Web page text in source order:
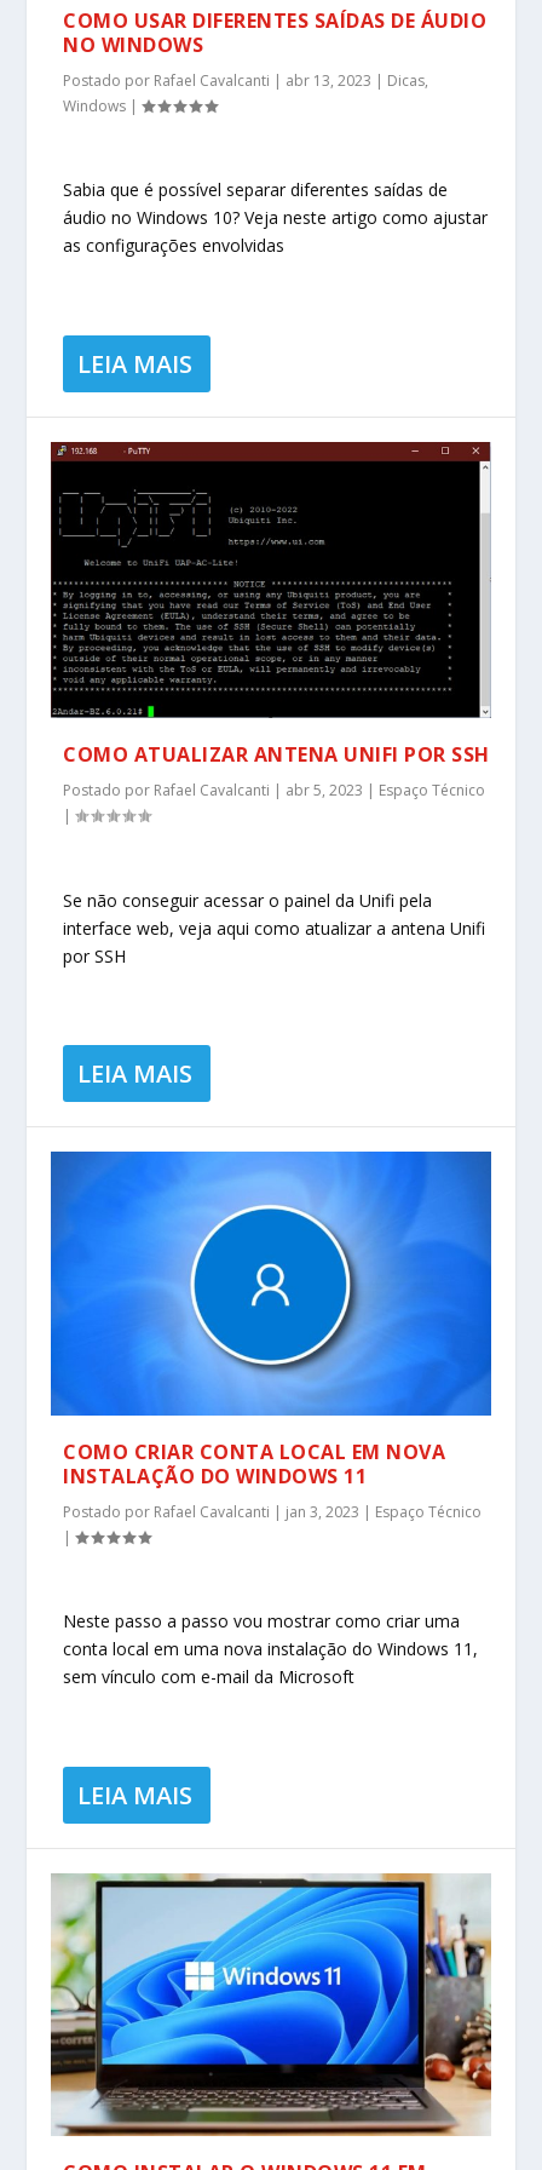
COMO USAR DIFERENTES SAÍDAS DE ÁUDIO
NO WINDOWS
Postado por Rafael Cavalcanti | abr 13, 2023 | Dicas,
Windows |
Sabia que é possível separar diferentes saídas de
áudio no Windows 10? Veja neste artigo como ajustar
as configurações envolvidas
LEIA MAIS
COMO ATUALIZAR ANTENA UNIFI POR SSH
Postado por Rafael Cavalcanti | abr 5, 2023 | Espaço Técnico
|
Se não conseguir acessar o painel da Unifi pela
interface web, veja aqui como atualizar a antena Unifi
por SSH
LEIA MAIS
COMO CRIAR CONTA LOCAL EM NOVA
INSTALAÇÃO DO WINDOWS 11
Postado por Rafael Cavalcanti | jan 3, 2023 | Espaço Técnico
|
Neste passo a passo vou mostrar como criar uma
conta local em uma nova instalação do Windows 11,
sem vínculo com e-mail da Microsoft
LEIA MAIS